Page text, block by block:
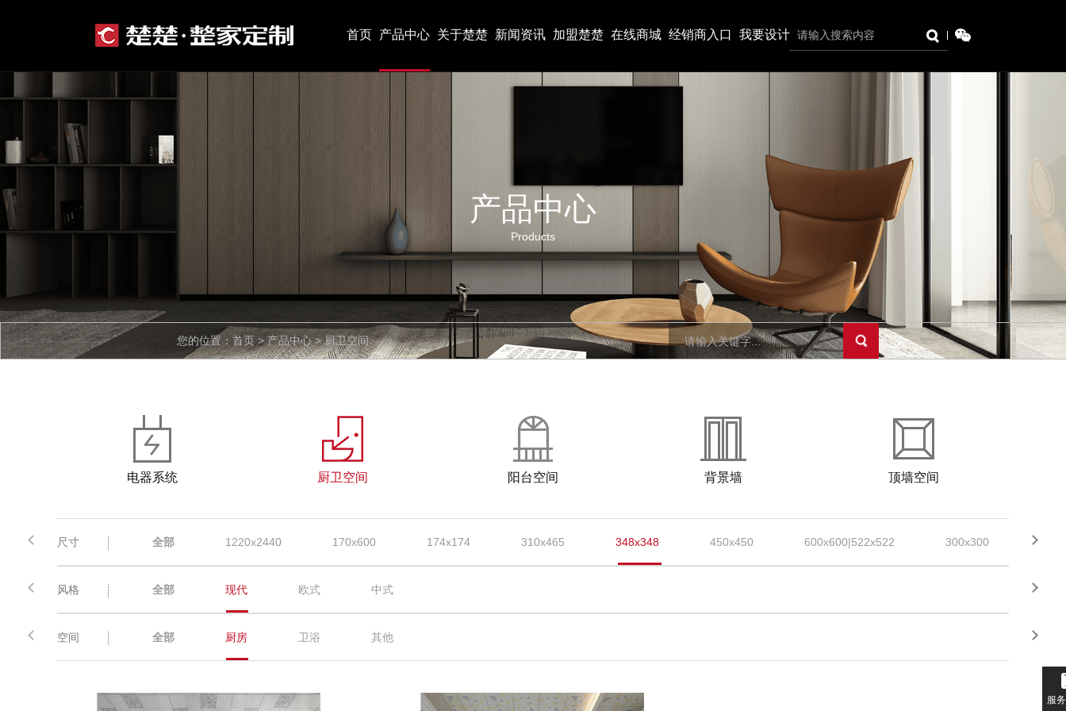
首页 产品中心 关于楚楚 新闻资讯 加盟楚楚 在线商城 经销商入口 我要设计
服
产品中心
Products
您的位置：首页 > 产品中心 > 厨卫空间
电器系统 厨卫空间 阳台空间 背景墙 顶墙空间
尺寸 全部 1220x2440 170x600 174x174 310x465 348x348 450x450 600x600|522x522 300x300
风格 全部 现代 欧式 中式
空间 全部 厨房 卫浴 其他